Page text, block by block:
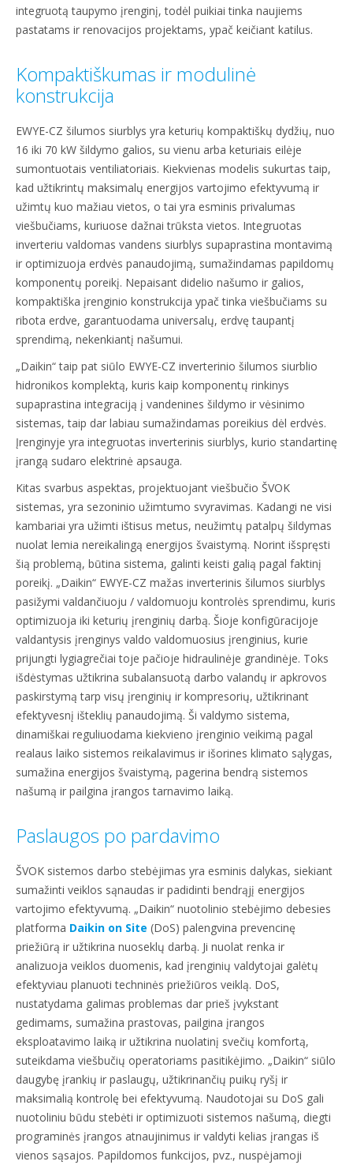
integruotą taupymo įrenginį, todėl puikiai tinka naujiems
pastatams ir renovacijos projektams, ypač keičiant katilus.
Kompaktiškumas ir modulinė
konstrukcija
EWYE-CZ šilumos siurblys yra keturių kompaktiškų dydžių, nuo
16 iki 70 kW šildymo galios, su vienu arba keturiais eilėje
sumontuotais ventiliatoriais. Kiekvienas modelis sukurtas taip,
kad užtikrintų maksimalų energijos vartojimo efektyvumą ir
užimtų kuo mažiau vietos, o tai yra esminis privalumas
viešbučiams, kuriuose dažnai trūksta vietos. Integruotas
inverteriu valdomas vandens siurblys supaprastina montavimą
ir optimizuoja erdvės panaudojimą, sumažindamas papildomų
komponentų poreikį. Nepaisant didelio našumo ir galios,
kompaktiška įrenginio konstrukcija ypač tinka viešbučiams su
ribota erdve, garantuodama universalų, erdvę taupantį
sprendimą, nekenkiantį našumui.
„Daikin“ taip pat siūlo EWYE-CZ inverterinio šilumos siurblio
hidronikos komplektą, kuris kaip komponentų rinkinys
supaprastina integraciją į vandenines šildymo ir vėsinimo
sistemas, taip dar labiau sumažindamas poreikius dėl erdvės.
Įrenginyje yra integruotas inverterinis siurblys, kurio standartinę
įrangą sudaro elektrinė apsauga.
Kitas svarbus aspektas, projektuojant viešbučio ŠVOK
sistemas, yra sezoninio užimtumo svyravimas. Kadangi ne visi
kambariai yra užimti ištisus metus, neužimtų patalpų šildymas
nuolat lemia nereikalingą energijos švaistymą. Norint išspręsti
šią problemą, būtina sistema, galinti keisti galią pagal faktinį
poreikį. „Daikin“ EWYE-CZ mažas inverterinis šilumos siurblys
pasižymi valdančiuoju / valdomuoju kontrolės sprendimu, kuris
optimizuoja iki keturių įrenginių darbą. Šioje konfigūracijoje
valdantysis įrenginys valdo valdomuosius įrenginius, kurie
prijungti lygiagrečiai toje pačioje hidraulinėje grandinėje. Toks
išdėstymas užtikrina subalansuotą darbo valandų ir apkrovos
paskirstymą tarp visų įrenginių ir kompresorių, užtikrinant
efektyvesnį išteklių panaudojimą. Ši valdymo sistema,
dinamiškai reguliuodama kiekvieno įrenginio veikimą pagal
realaus laiko sistemos reikalavimus ir išorines klimato sąlygas,
sumažina energijos švaistymą, pagerina bendrą sistemos
našumą ir pailgina įrangos tarnavimo laiką.
Paslaugos po pardavimo
ŠVOK sistemos darbo stebėjimas yra esminis dalykas, siekiant
sumažinti veiklos sąnaudas ir padidinti bendrąjį energijos
vartojimo efektyvumą. „Daikin“ nuotolinio stebėjimo debesies
platforma Daikin on Site (DoS) palengvina prevencinę
priežiūrą ir užtikrina nuoseklų darbą. Ji nuolat renka ir
analizuoja veiklos duomenis, kad įrenginių valdytojai galėtų
efektyviau planuoti techninės priežiūros veiklą. DoS,
nustatydama galimas problemas dar prieš įvykstant
gedimams, sumažina prastovas, pailgina įrangos
eksploatavimo laiką ir užtikrina nuolatinį svečių komfortą,
suteikdama viešbučių operatoriams pasitikėjimo. „Daikin“ siūlo
daugybę įrankių ir paslaugų, užtikrinančių puikų ryšį ir
maksimalią kontrolę bei efektyvumą. Naudotojai su DoS gali
nuotoliniu būdu stebėti ir optimizuoti sistemos našumą, diegti
programinės įrangos atnaujinimus ir valdyti kelias įrangas iš
vienos sąsajos. Papildomos funkcijos, pvz., nuspėjamoji